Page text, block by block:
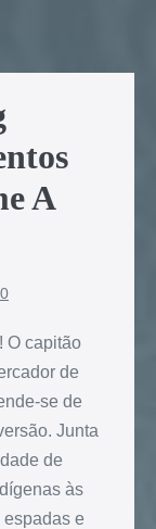
A
O capitão
de
se de
Junta
de
às
e